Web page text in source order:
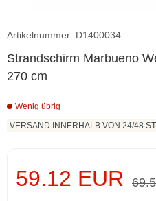
Artikelnummer: D1400034
Strandschirm Marbueno
270 cm
Wenig übrig
VERSAND INNERHALB VON 24/48
59.12 EUR